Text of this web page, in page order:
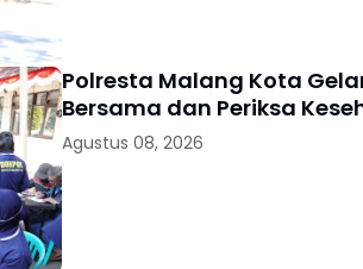
Polresta Malang Kota
Bersama dan Periksa
Agustus 08, 2026